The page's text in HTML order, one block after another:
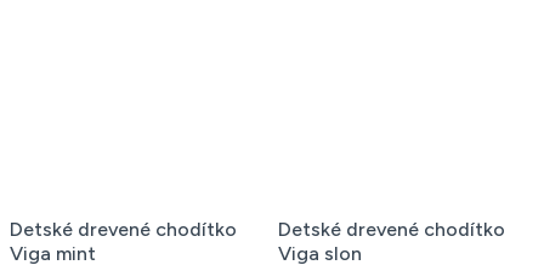
Detské drevené chodítko
Viga mint
Detské drevené chodítko
Viga slon